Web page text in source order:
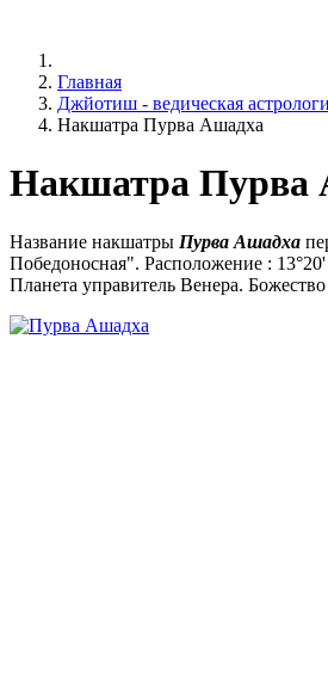
Главная
Джйотиш - ведическая
Накшатра Пурва Ашадха
Накшатра Пурва
Название накшатры Пурва Ашадха
Победоносная". Расположение :
Планета управитель Венера.